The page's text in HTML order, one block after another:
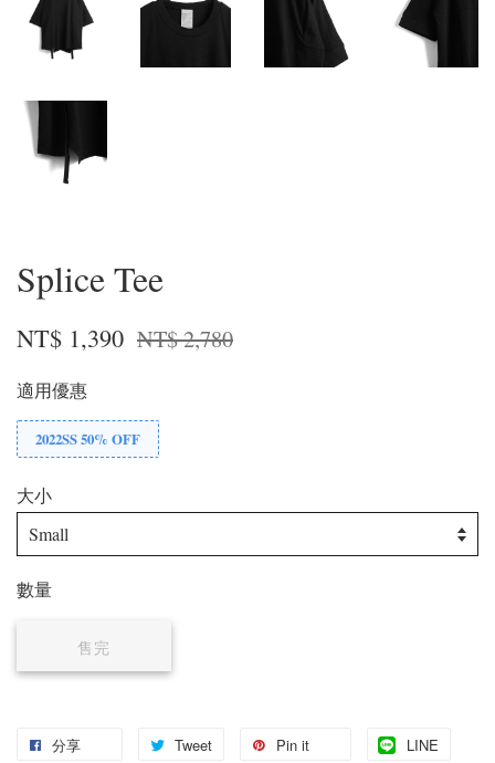
Splice Tee
NT$ 1,390 NT$ 2,780
適用優惠
2022SS 50% OFF
大小
數量
售完
分享 Tweet Pin it LINE